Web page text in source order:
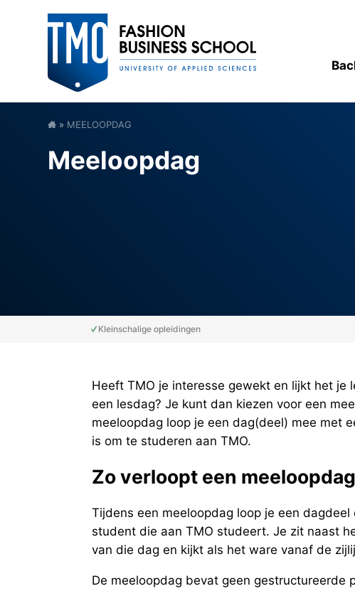
» MEELOOPDAG
Meeloopdag
Kleinschalige opleidingen
Heeft TMO je interesse gewekt en lijkt het je
een lesdag? Je kunt dan kiezen voor een
meeloopdag loop je een dag(deel) mee met
is om te studeren aan TMO.
Zo verloopt een meeloopdag
Tijdens een meeloopdag loop je een
student die aan TMO studeert. Je zit naast
van die dag en kijkt als het ware vanaf de
De meeloopdag bevat geen gestructureerde